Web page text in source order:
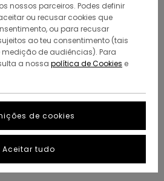
nossos parceiros. Podes definir
ou recusar cookies que
ou para recusar
ao teu consentimento (tais
de audiências). Para
a nossa política de Cookies e
de cookies
Aceitar tudo